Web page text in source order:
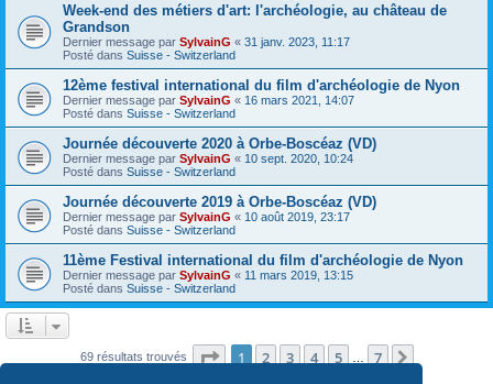
Week-end des métiers d'art: l'archéologie, au château de
Grandson
Dernier message par SylvainG « 31 janv. 2023, 11:17
Posté dans Suisse - Switzerland
12ème festival international du film d'archéologie de Nyon
Dernier message par SylvainG « 16 mars 2021, 14:07
Posté dans Suisse - Switzerland
Journée découverte 2020 à Orbe-Boscéaz (VD)
Dernier message par SylvainG « 10 sept. 2020, 10:24
Posté dans Suisse - Switzerland
Journée découverte 2019 à Orbe-Boscéaz (VD)
Dernier message par SylvainG « 10 août 2019, 23:17
Posté dans Suisse - Switzerland
11ème Festival international du film d'archéologie de Nyon
Dernier message par SylvainG « 11 mars 2019, 13:15
Posté dans Suisse - Switzerland
69 résultats trouvés Page 1sur7
1 2 3 4 5 7